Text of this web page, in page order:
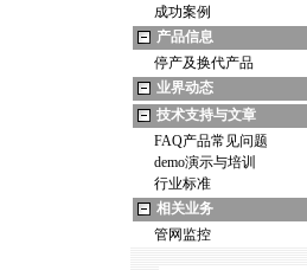
成功案例
产品信息
停产及换代产品
业界动态
技术支持与文章
FAQ产品常见问题
demo演示与培训
行业标准
相关业务
管网监控